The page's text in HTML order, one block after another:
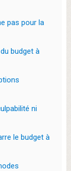
pas pour la
budget à
ni
le budget à